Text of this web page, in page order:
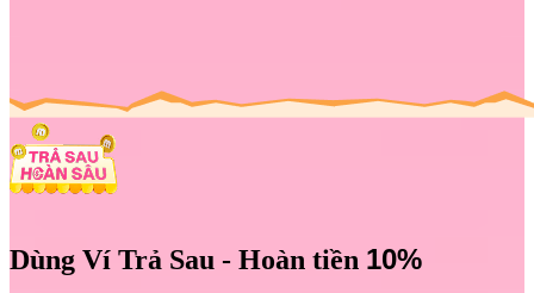
Dùng Ví Trả Sau - Hoàn tiền 10%